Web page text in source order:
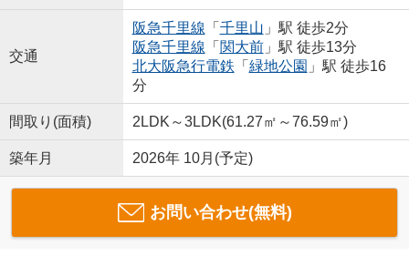
交通
阪急千里線 「 千里山 」駅 徒歩2分
阪急千里線 「 関大前」駅 徒歩13分
北大阪急行電鉄 「 緑地公園 」駅 徒歩16
分
間取り(面積) 2LDK～3LDK(61.27㎡～76.59㎡)
築年月 2026年 10月(予定)
お問い合わせ(無料)